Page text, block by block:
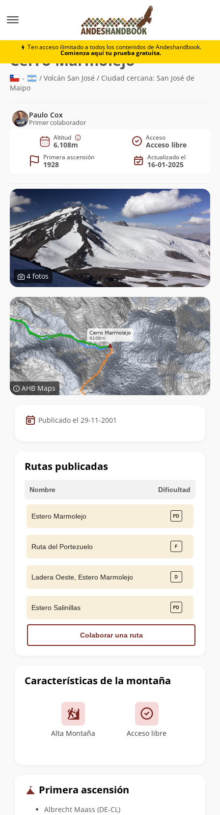
Ten acceso ilimitado a todos los contenidos de Andeshandbook.
Comienza aquí tu prueba gratuita.
Cerro Marmolejo
Cerro Marmolejo(6.108m)
-
/ Volcán San José / Ciudad cercana: San José de
Maipo
Paulo Cox
Primer colaborador
Altitud
6.108m
Acceso
Acceso libre
Primera ascensión
1928
Actualizado el
16-01-2025
4 fotos
AHB Maps
Datos
de
cumbre
Publicado el 29-11-2001
Características de la montaña
Alta Montaña Acceso libre
Primera ascensión
Albrecht Maass (DE-CL)
Rutas publicadas
Nombre Dificultad
Estero Marmolejo
Ruta del Portezuelo
Ladera Oeste, Estero Marmolejo
Estero Salinillas
Colaborar una ruta